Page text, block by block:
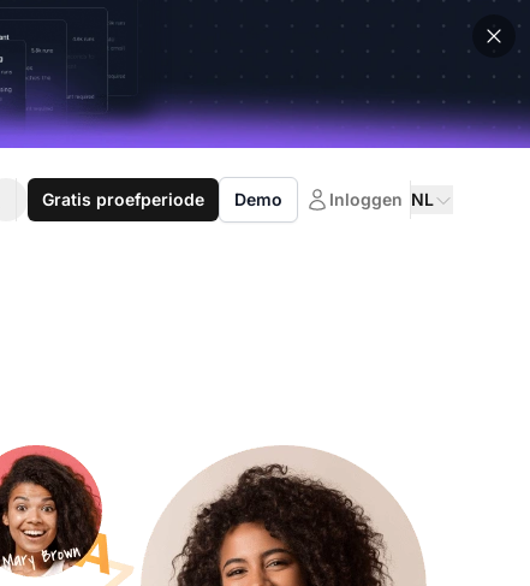
Gratis proefperiode Demo Inloggen NL